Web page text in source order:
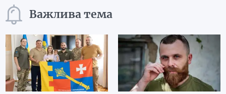
Важлива тема